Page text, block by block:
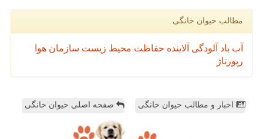
مطالب حیوان خانگی
آب باد آلودگی آلاینده حفاظت محیط زیست سازمان هوا
رپورتاژ
اخبار و مطالب حیوان خانگی صفحه اصلی حیوان خانگی